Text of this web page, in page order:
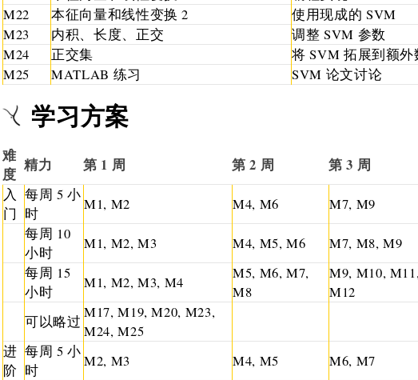
M22
本征向量和线性变换 2
使用现成的 SVM
M23
内积、长度、正交
调整 SVM 参数
M24
正交集
将 SVM 拓展到额外
M25
MATLAB 练习 SVM 论文讨论
学习方案
难
度 精力 第 1 周 第 2 周 第 3 周
入
门
每周 5 小
时
M1, M2 M4, M6 M7, M9
每周 10
小时
M1, M2, M3 M4, M5, M6 M7, M8, M9
每周 15
小时
M1, M2, M3, M4
M5, M6, M7,
M8
M9, M10,
M12
可以略过
M17, M19, M20, M23,
M24, M25
进
阶
每周 5 小
时
M2, M3 M4, M5 M6, M7